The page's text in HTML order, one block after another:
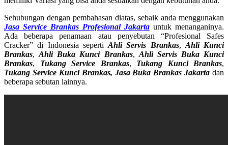
Sehubungan dengan pembahasan diatas, sebaik anda menggunakan
Jasa Service Brankas Profesional Jakarta untuk menanganinya.
Ada beberapa penamaan atau penyebutan “Profesional Safes
Cracker” di Indonesia sepertiAhli Servis Brankas,Ahli Kunci
Brankas,Ahli Buka Kunci Brankas,Ahli Servis Buka Kunci
Brankas, Tukang Service Brankas, Tukang Kunci Brankas,
Tukang Service Kunci Brankas, Jasa Buka Brankas Jakarta dan
beberapa sebutan lainnya.